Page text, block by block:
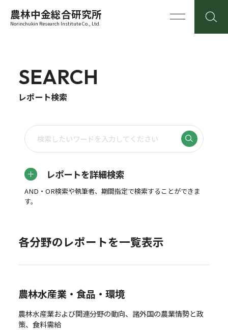
農林中金総合研究所
Norinchukin Research Institute Co., Ltd.
SEARCH
レポート検索
レポートを詳細検索
AND・OR検索や執筆者、期間指定で検索することができま
す。
各分野のレポートを一覧表示
農林水産業・食品・環境
農林水産業および関連分野の動向、諸外国の農業情勢と政
策、食料需給